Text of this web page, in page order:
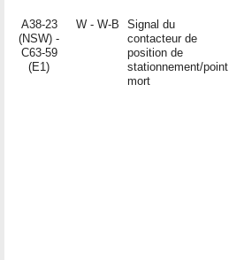
A38-23
(NSW) -
C63-59
(E1)
W - W-B
Signal du
contacteur de
position de
stationnement/point
mort